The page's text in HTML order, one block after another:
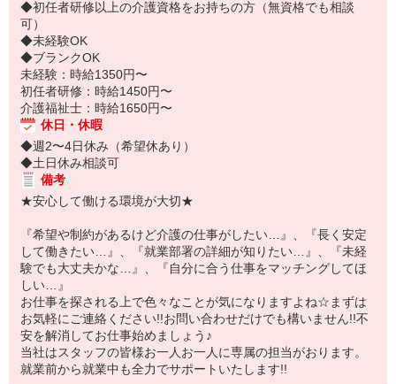
◆初任者研修以上の介護資格をお持ちの方（無資格でも相談
可）
◆未経験OK
◆ブランクOK
未経験：時給1350円〜
初任者研修：時給1450円〜
介護福祉士：時給1650円〜
休日・休暇
◆週2〜4日休み（希望休あり）
◆土日休み相談可
備考
★安心して働ける環境が大切★
『希望や制約があるけど介護の仕事がしたい…』、『長く安定
して働きたい…』、『就業部署の詳細が知りたい…』、『未経
験でも大丈夫かな…』、『自分に合う仕事をマッチングしてほ
しい…』
お仕事を探される上で色々なことが気になりますよね☆まずは
お気軽にご連絡ください!!お問い合わせだけでも構いません!!不
安を解消してお仕事始めましょう♪
当社はスタッフの皆様お一人お一人に専属の担当がおります。
就業前から就業中も全力でサポートいたします!!